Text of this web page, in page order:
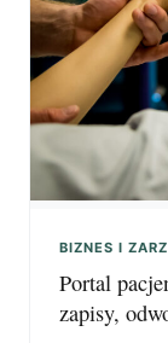
BIZNES I
Portal
zapisy,